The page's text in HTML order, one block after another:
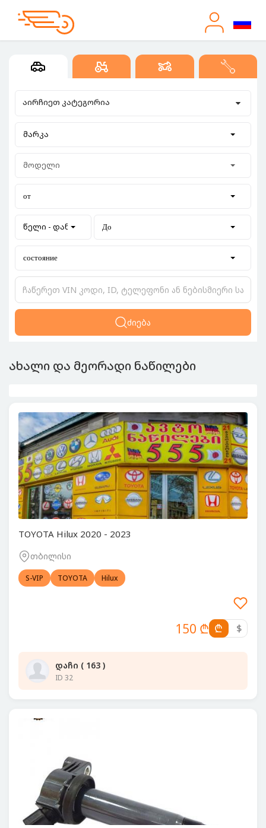
აირჩიეთ კატეგორია
მარკა
მოდელი
от
წელი - დან До
состояние
ძიება
ახალი და მეორადი ნაწილები
TOYOTA Hilux 2020 - 2023
თბილისი
S-VIP TOYOTA Hilux
150 ₾ ₾ $
დაჩი ( 163 )
ID 32